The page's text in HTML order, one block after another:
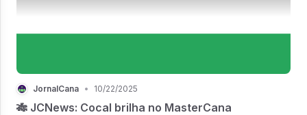
JornalCana • 10/22/2025
🎋 JCNews: Cocal brilha no MasterCana